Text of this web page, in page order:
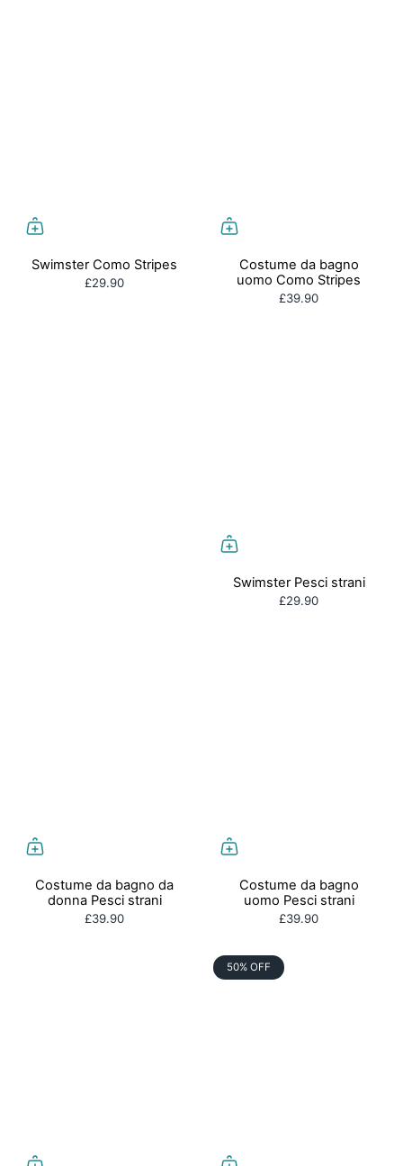
Swimster Como Stripes
£29.90
Costume da bagno
uomo Como Stripes
£39.90
Swimster Pesci strani
£29.90
Costume da bagno da
donna Pesci strani
£39.90
Costume da bagno
uomo Pesci strani
£39.90
50% OFF